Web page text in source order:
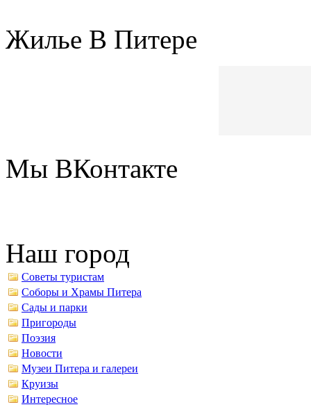
Жилье В Питере
Мы ВКонтакте
Наш город
Советы туристам
Соборы и Храмы Питера
Сады и парки
Пригороды
Поэзия
Новости
Музеи Питера и галереи
Круизы
Интересное